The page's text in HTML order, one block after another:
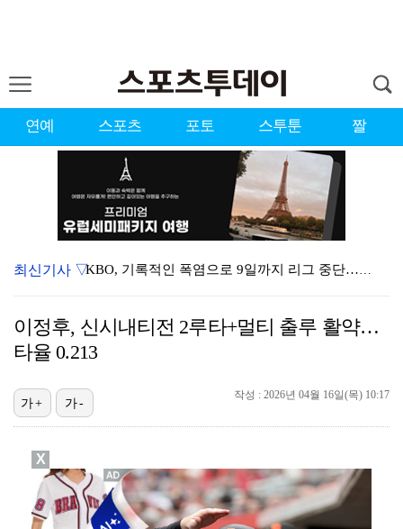
연예 스포츠 포토 스투툰 짤
KBO, 기록적인 폭염으로 9일까지 리그 중단…내달 6…
대한축구협회, 외국인 심판 7차례 성접대 의혹…이 기간…
박지훈, 9월 잠실실내체육관서 앙코르 콘서트 개최
"우산으로 때려"vs"그런 적 없다"…23기 부부 엇갈…
최신기사 ▽
이정후, 신시내티전 2루타+멀티 출루 활약…
타율 0.213
작성 : 2026년 04월 16일(목) 10:17
가+ 가-
X